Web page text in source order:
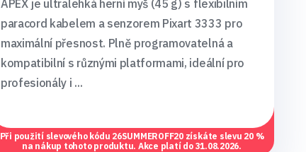
APEX je ultralehká herní myš (45 g) s flexibilním
paracord kabelem a senzorem Pixart 3333 pro
maximální přesnost. Plně programovatelná a
kompatibilní s různými platformami, ideální pro
profesionály i ...
Při použití slevového kódu 26SUMMEROFF20 získáte slevu 20 %
na nákup tohoto produktu. Akce platí do 31.08.2026.